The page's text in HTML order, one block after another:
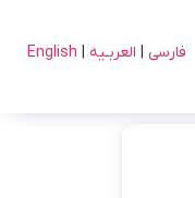
فارسی | العربـیه |
English